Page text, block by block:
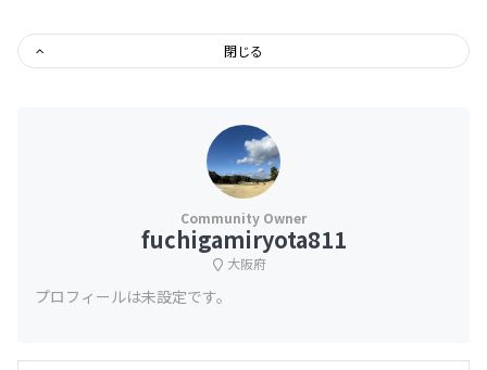
閉じる
fuchigamiryota811
大阪府
プロフィールは未設定です。